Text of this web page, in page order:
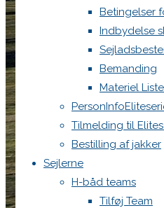
Betingelser
Indbydelse
Bemanding
Materiel Liste
Tilmelding til
Bestilling af jakker
Sejlerne
H-båd teams
Tilføj Team
H-Båd
vandet?